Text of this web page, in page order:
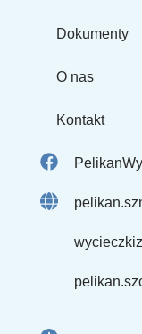
Dokumenty
O nas
Kontakt